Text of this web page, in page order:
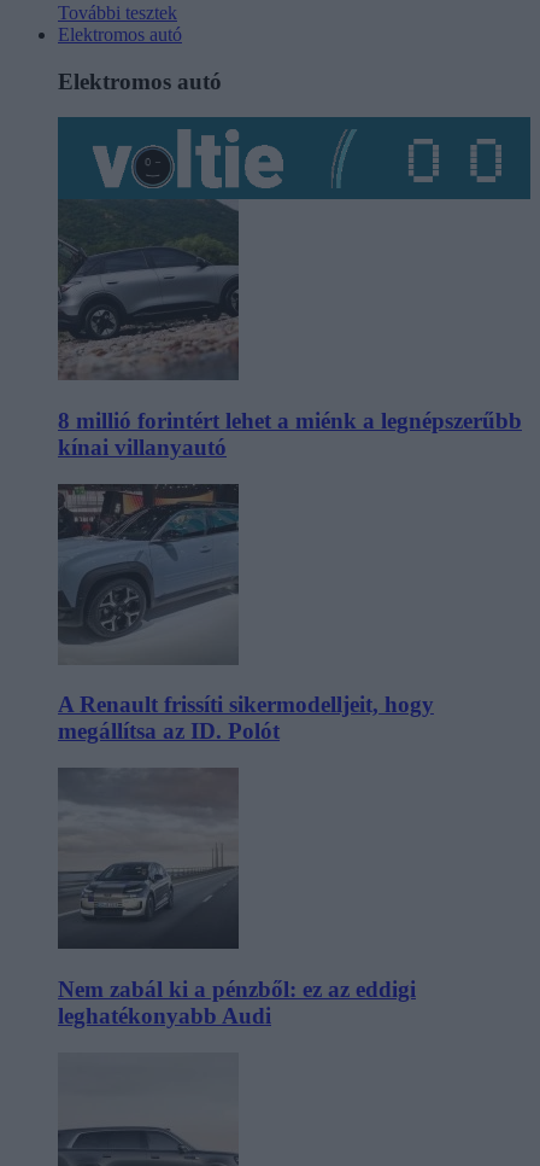
További tesztek
Elektromos autó
Elektromos autó
8 millió forintért lehet a miénk a legnépszerűbb
kínai villanyautó
A Renault frissíti sikermodelljeit, hogy
megállítsa az ID. Polót
Nem zabál ki a pénzből: ez az eddigi
leghatékonyabb Audi